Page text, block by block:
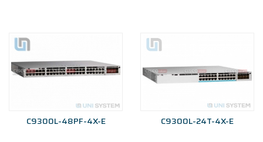
C9300L-48PF-4X-E C9300L-24T-4X-E